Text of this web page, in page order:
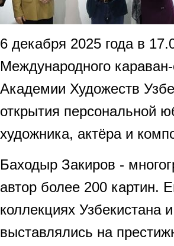
6 декабря 2025 года в
Международного
Академии Художеств
открытия персональной
художника, актёра и
Баходыр Закиров -
автор более 200 картин.
коллекциях Узбекистана
выставлялись на